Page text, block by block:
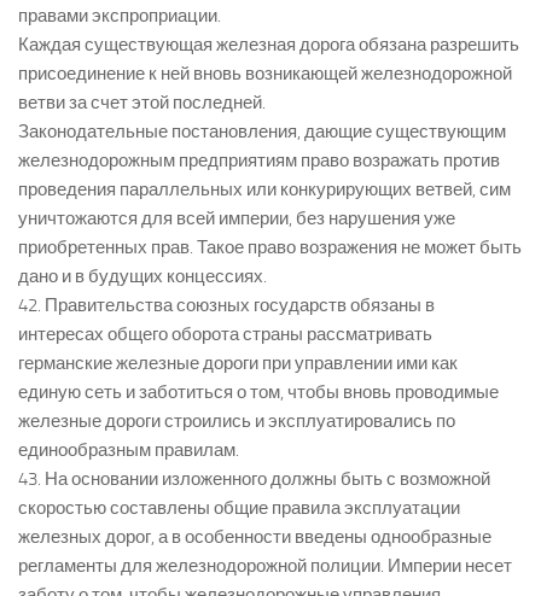
правами экспроприации.
Каждая существующая железная дорога обязана разрешить
присоединение к ней вновь возникающей железнодорожной
ветви за счет этой последней.
Законодательные постановления, дающие существующим
железнодорожным предприятиям право возражать против
проведения параллельных или конкурирующих ветвей, сим
уничтожаются для всей империи, без нарушения уже
приобретенных прав. Такое право возражения не может быть
дано и в будущих концессиях.
42. Правительства союзных государств обязаны в
интересах общего оборота страны рассматривать
германские железные дороги при управлении ими как
единую сеть и заботиться о том, чтобы вновь проводимые
железные дороги строились и эксплуатировались по
единообразным правилам.
43. На основании изложенного должны быть с возможной
скоростью составлены общие правила эксплуатации
железных дорог, а в особенности введены однообразные
регламенты для железнодорожной полиции. Империи несет